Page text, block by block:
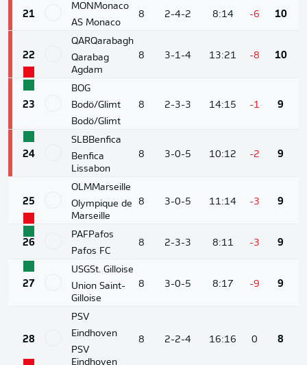
21
MONMonaco
AS Monaco
8 2-4-2 8:14 -6 10
22
QARQarabagh
Qarabag
Agdam
8 3-1-4 13:21 -8 10
23
BOG
Bodö/Glimt
Bodö/Glimt
8 2-3-3 14:15 -1 9
24
SLBBenfica
Benfica
Lissabon
8 3-0-5 10:12 -2 9
25
OLMMarseille
Olympique de
Marseille
8 3-0-5 11:14 -3 9
26
PAFPafos
Pafos FC
8 2-3-3 8:11 -3 9
27
USGSt. Gilloise
Union Saint-
Gilloise
8 3-0-5 8:17 -9 9
28
PSV
Eindhoven
PSV
Eindhoven
8 2-2-4 16:16 0 8